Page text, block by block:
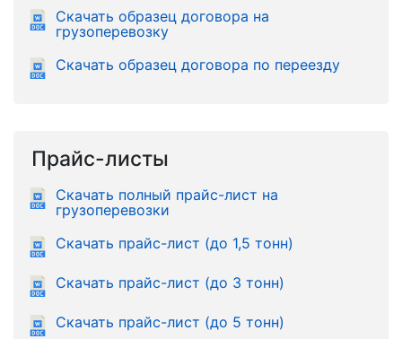
Скачать образец договора на
грузоперевозку
Скачать образец договора по переезду
Прайс-листы
Скачать полный прайс-лист на
грузоперевозки
Скачать прайс-лист (до 1,5 тонн)
Скачать прайс-лист (до 3 тонн)
Скачать прайс-лист (до 5 тонн)